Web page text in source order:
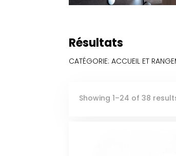
Résultats
CATÉGORIE: ACCUEIL ET
Showing 1–24 of 38